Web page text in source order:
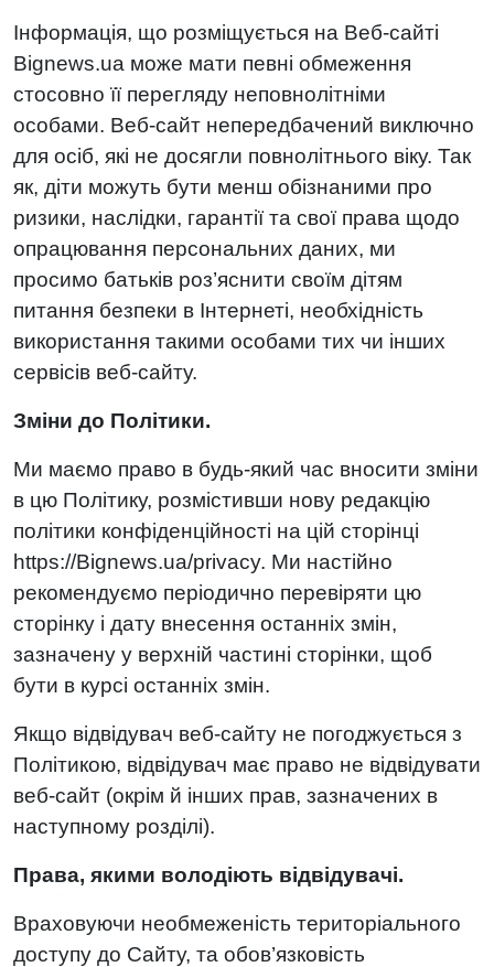
Інформація, що розміщується на Веб-сайті
Bignews.ua може мати певні обмеження
стосовно її перегляду неповнолітніми
особами. Веб-сайт непередбачений виключно
для осіб, які не досягли повнолітнього віку. Так
як, діти можуть бути менш обізнаними про
ризики, наслідки, гарантії та свої права щодо
опрацювання персональних даних, ми
просимо батьків роз’яснити своїм дітям
питання безпеки в Інтернеті, необхідність
використання такими особами тих чи інших
сервісів веб-сайту.
Зміни до Політики.
Ми маємо право в будь-який час вносити зміни
в цю Політику, розмістивши нову редакцію
політики конфіденційності на цій сторінці
https://Bignews.ua/privacy. Ми настійно
рекомендуємо періодично перевіряти цю
сторінку і дату внесення останніх змін,
зазначену у верхній частині сторінки, щоб
бути в курсі останніх змін.
Якщо відвідувач веб-сайту не погоджується з
Політикою, відвідувач має право не відвідувати
веб-сайт (окрім й інших прав, зазначених в
наступному розділі).
Права, якими володіють відвідувачі.
Враховуючи необмеженість територіального
доступу до Сайту, та обов’язковість